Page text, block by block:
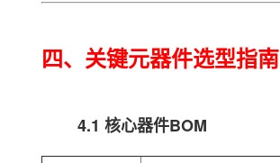
四、关键元器件选型指南
4.1 核心器件BOM